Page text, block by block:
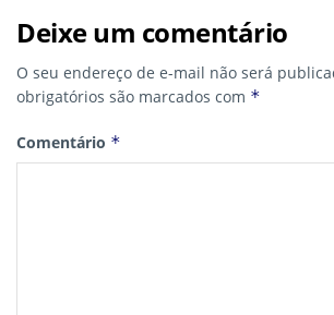
Deixe um comentário
O seu endereço de e-mail não será
obrigatórios são marcados com *
Comentário *